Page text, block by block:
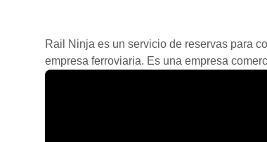
Rail Ninja es un servicio de reservas para
empresa ferroviaria. Es una empresa